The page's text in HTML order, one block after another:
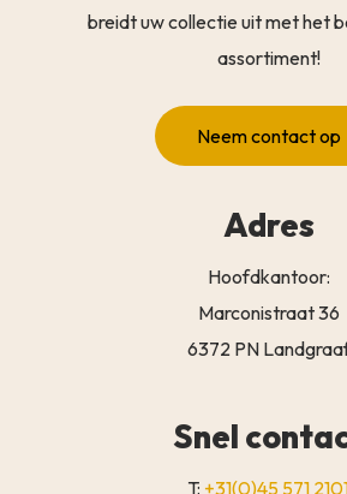
breidt uw collectie uit met het
assortiment!
Neem contact op
Adres
Hoofdkantoor:
Marconistraat 36
6372 PN
Snel
T: +31(0)45 571